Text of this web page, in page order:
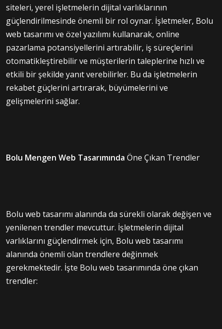
siteleri, yerel işletmelerin dijital varlıklarının
güçlendirilmesinde önemli bir rol oynar. İşletmeler, Bolu
web tasarımı ve özel yazılımı kullanarak, online
pazarlama potansiyellerini artırabilir, iş süreçlerini
otomatikleştirebilir ve müşterilerin taleplerine hızlı ve
etkili bir şekilde yanıt verebilirler. Bu da işletmelerin
rekabet güçlerini artırarak, büyümelerini ve
gelişmelerini sağlar.
Bolu Mengen Web Tasarımında Öne Çıkan Trendler
Bolu web tasarımı alanında da sürekli olarak değişen ve
yenilenen trendler mevcuttur. İşletmelerin dijital
varlıklarını güçlendirmek için, Bolu web tasarımı
alanında önemli olan trendlere değinmek
gerekmektedir. İşte Bolu web tasarımında öne çıkan
trendler: